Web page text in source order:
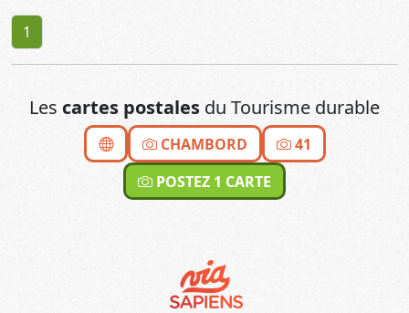
1
Les cartes postales du Tourisme durable
CHAMBORD
41
POSTEZ 1 CARTE